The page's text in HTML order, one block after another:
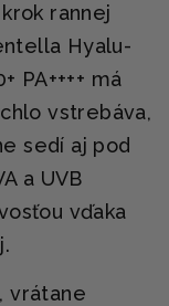
rannej
Hyalu-
PA++++ má
vstrebáva,
sedí aj pod
a UVB
vďaka
vrátane